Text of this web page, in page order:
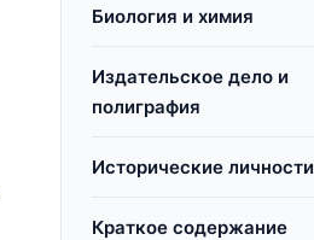
Биология и химия
Издательское дело и
полиграфия
Исторические личности
Краткое содержание